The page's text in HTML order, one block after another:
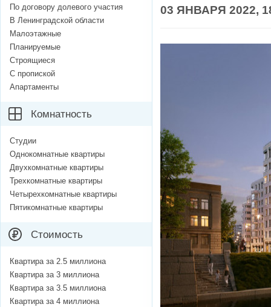
03 ЯНВАРЯ 2022,
По договору долевого участия
В Ленинградской области
Малоэтажные
Планируемые
Строящиеся
С пропиской
Апартаменты
Комнатность
Студии
Однокомнатные квартиры
Двухкомнатные квартиры
Трехкомнатные квартиры
Четырехкомнатные квартиры
Пятикомнатные квартиры
Стоимость
Квартира за 2.5 миллиона
Квартира за 3 миллиона
Квартира за 3.5 миллиона
Квартира за 4 миллиона